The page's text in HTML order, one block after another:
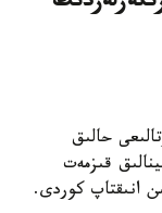
حالىق
قىزمەت
انىقتاپ كوردى.